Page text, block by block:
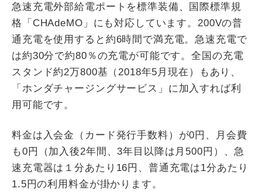
急速充電外部給電ポートを標準装備、国際標準規
格「CHAdeMO」にも対応しています。200Vの普
通充電を使用すると約6時間で満充電。急速充電で
は約30分で約80％の充電が可能です。全国の充電
スタンド約2万800基（2018年5月現在）もあり、
「ホンダチャージングサービス」に加入すれば利
用可能です。
料金は入会金（カード発行手数料）が0円、月会費
も0円（加入後2年間、3年目以降は月500円）、急
速充電器は１分あたり16円、普通充電は1分あたり
1.5円の利用料金が掛かります。